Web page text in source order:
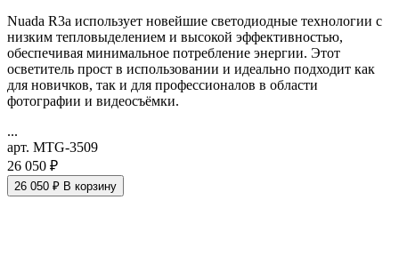
Nuada R3a использует новейшие светодиодные технологии с
низким тепловыделением и высокой эффективностью,
обеспечивая минимальное потребление энергии. Этот
осветитель прост в использовании и идеально подходит как
для новичков, так и для профессионалов в области
фотографии и видеосъёмки.
...
арт. MTG-3509
26 050 ₽
26 050 ₽ В корзину